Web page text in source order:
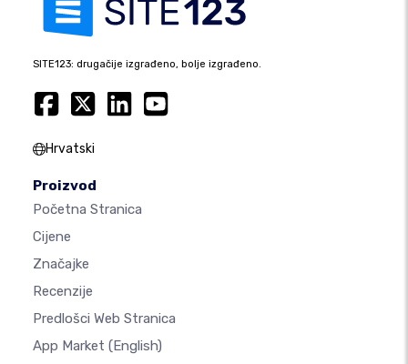
SITE123: drugačije izgrađeno, bolje izgrađeno.
Hrvatski
Proizvod
Početna Stranica
Cijene
Značajke
Recenzije
Predlošci Web Stranica
App Market (English)